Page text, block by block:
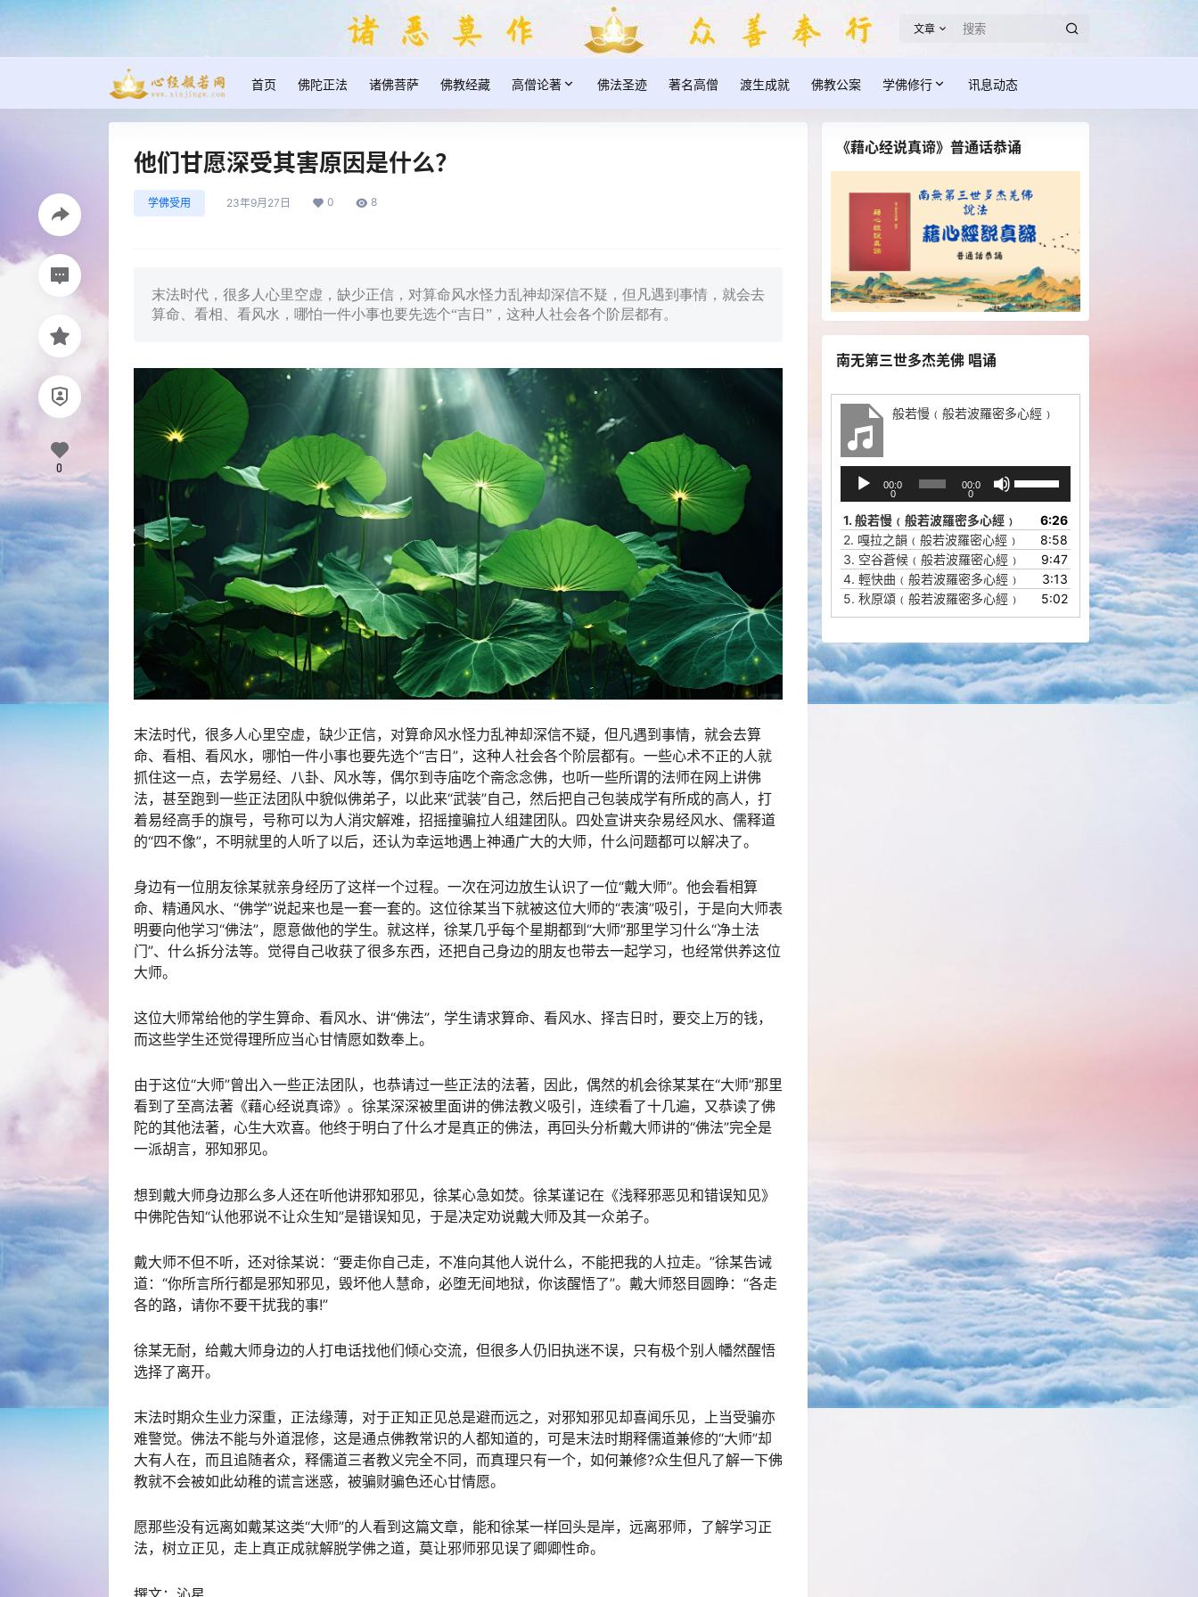
文章
首页 佛陀正法 诸佛菩萨 佛教经藏 高僧论著 佛法圣迹 著名高僧 渡生成就 佛教公案 学佛修行 讯息动态
他们甘愿深受其害原因是什么？
学佛受用 23年9月27日 0 8
末法时代，很多人心里空虚，缺少正信，对算命风水怪力乱神却深信不疑，但凡遇到事情，就会去
算命、看相、看风水，哪怕一件小事也要先选个“吉日”，这种人社会各个阶层都有。
末法时代，很多人心里空虚，缺少正信，对算命风水怪力乱神却深信不疑，但凡遇到事情，就会去算
命、看相、看风水，哪怕一件小事也要先选个“吉日”，这种人社会各个阶层都有。一些心术不正的人就
抓住这一点，去学易经、八卦、风水等，偶尔到寺庙吃个斋念念佛，也听一些所谓的法师在网上讲佛
法，甚至跑到一些正法团队中貌似佛弟子，以此来“武装”自己，然后把自己包装成学有所成的高人，打
着易经高手的旗号，号称可以为人消灾解难，招摇撞骗拉人组建团队。四处宣讲夹杂易经风水、儒释道
的“四不像”，不明就里的人听了以后，还认为幸运地遇上神通广大的大师，什么问题都可以解决了。
身边有一位朋友徐某就亲身经历了这样一个过程。一次在河边放生认识了一位“戴大师”。他会看相算
命、精通风水、“佛学”说起来也是一套一套的。这位徐某当下就被这位大师的“表演”吸引，于是向大师表
明要向他学习“佛法”，愿意做他的学生。就这样，徐某几乎每个星期都到“大师”那里学习什么“净土法
门”、什么拆分法等。觉得自己收获了很多东西，还把自己身边的朋友也带去一起学习，也经常供养这位
大师。
这位大师常给他的学生算命、看风水、讲“佛法”，学生请求算命、看风水、择吉日时，要交上万的钱，
而这些学生还觉得理所应当心甘情愿如数奉上。
由于这位“大师”曾出入一些正法团队，也恭请过一些正法的法著，因此，偶然的机会徐某某在“大师”那里
看到了至高法著《藉心经说真谛》。徐某深深被里面讲的佛法教义吸引，连续看了十几遍，又恭读了佛
陀的其他法著，心生大欢喜。他终于明白了什么才是真正的佛法，再回头分析戴大师讲的“佛法”完全是
一派胡言，邪知邪见。
想到戴大师身边那么多人还在听他讲邪知邪见，徐某心急如焚。徐某谨记在《浅释邪恶见和错误知见》
中佛陀告知“认他邪说不让众生知”是错误知见，于是决定劝说戴大师及其一众弟子。
戴大师不但不听，还对徐某说：“要走你自己走，不准向其他人说什么，不能把我的人拉走。”徐某告诫
道：“你所言所行都是邪知邪见，毁坏他人慧命，必堕无间地狱，你该醒悟了”。戴大师怒目圆睁：“各走
各的路，请你不要干扰我的事!”
徐某无耐，给戴大师身边的人打电话找他们倾心交流，但很多人仍旧执迷不误，只有极个别人幡然醒悟
选择了离开。
末法时期众生业力深重，正法缘薄，对于正知正见总是避而远之，对邪知邪见却喜闻乐见，上当受骗亦
难警觉。佛法不能与外道混修，这是通点佛教常识的人都知道的，可是末法时期释儒道兼修的“大师”却
大有人在，而且追随者众，释儒道三者教义完全不同，而真理只有一个，如何兼修?众生但凡了解一下佛
教就不会被如此幼稚的谎言迷惑，被骗财骗色还心甘情愿。
愿那些没有远离如戴某这类“大师”的人看到这篇文章，能和徐某一样回头是岸，远离邪师，了解学习正
法，树立正见，走上真正成就解脱学佛之道，莫让邪师邪见误了卿卿性命。
0
《藉心经说真谛》普通话恭诵
南无第三世多杰羌佛 唱诵
般若慢﹙般若波羅密多心經﹚
播
放
器
00:0
0
00:0
0
/
下
箭
头
键
增
高
或
降
1. 般若慢﹙般若波羅密多心經﹚
6:26
2. 嘎拉之韻﹙般若波羅密心經﹚
8:58
3. 空谷蒼候﹙般若波羅密心經﹚
9:47
4. 輕快曲﹙般若波羅密多心經﹚
3:13
5. 秋原頌﹙般若波羅密多心經﹚ 5:02